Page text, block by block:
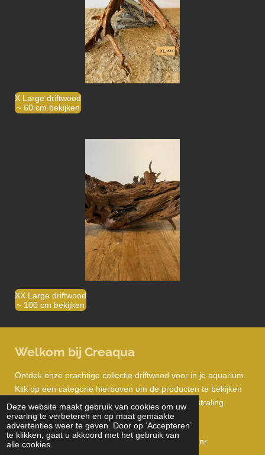
Deze website maakt gebruik van cookies om uw
ervaring te verbeteren en op maat gemaakte
advertenties weer te geven. Door op ‘Accepteren’
te klikken, gaat u akkoord met het gebruik van
alle cookies.
X Large driftwood
~ 60 cm bekijken
XX Large driftwood
~ 100 cm bekijken
Welkom bij Creaqua
Ontdek onze prachtige collectie driftwood voor in je aquarium.
Klik op een categorie hierboven om de producten te bekijken
en jouw aquarium te voorzien van een unieke uitstraling.
© 2024 - 2025 Creaqua Kvk nr. 96733993, BTW nr.